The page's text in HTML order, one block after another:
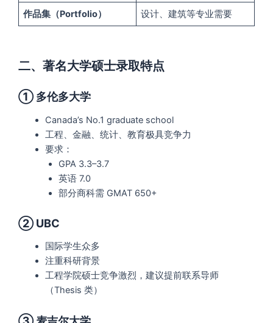
作品集（Portfolio） 设计、建筑等专业需要
二、著名大学硕士录取特点
① 多伦多大学
Canada’s No.1 graduate school
工程、金融、统计、教育极具竞争力
要求：
GPA 3.3–3.7
英语 7.0
部分商科需 GMAT 650+
② UBC
国际学生众多
注重科研背景
工程学院硕士竞争激烈，建议提前联系导师
（Thesis 类）